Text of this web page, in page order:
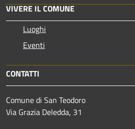
VIVERE IL COMUNE
Luoghi
Eventi
CONTATTI
Comune di San Teodoro
Via Grazia Deledda, 31